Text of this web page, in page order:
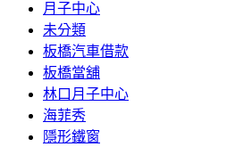
月子中心
未分類
板橋汽車借款
板橋當舖
林口月子中心
海菲秀
隱形鐵窗